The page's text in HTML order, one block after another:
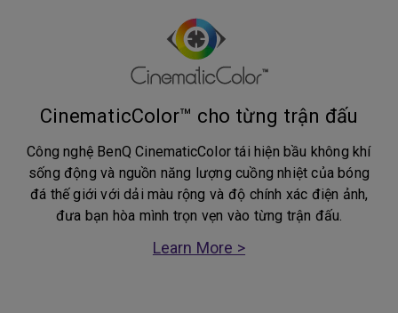
CinematicColor™ cho từng trận đấu
Công nghệ BenQ CinematicColor tái hiện bầu không khí
sống động và nguồn năng lượng cuồng nhiệt của bóng
đá thế giới với dải màu rộng và độ chính xác điện ảnh,
đưa bạn hòa mình trọn vẹn vào từng trận đấu.
Learn More >